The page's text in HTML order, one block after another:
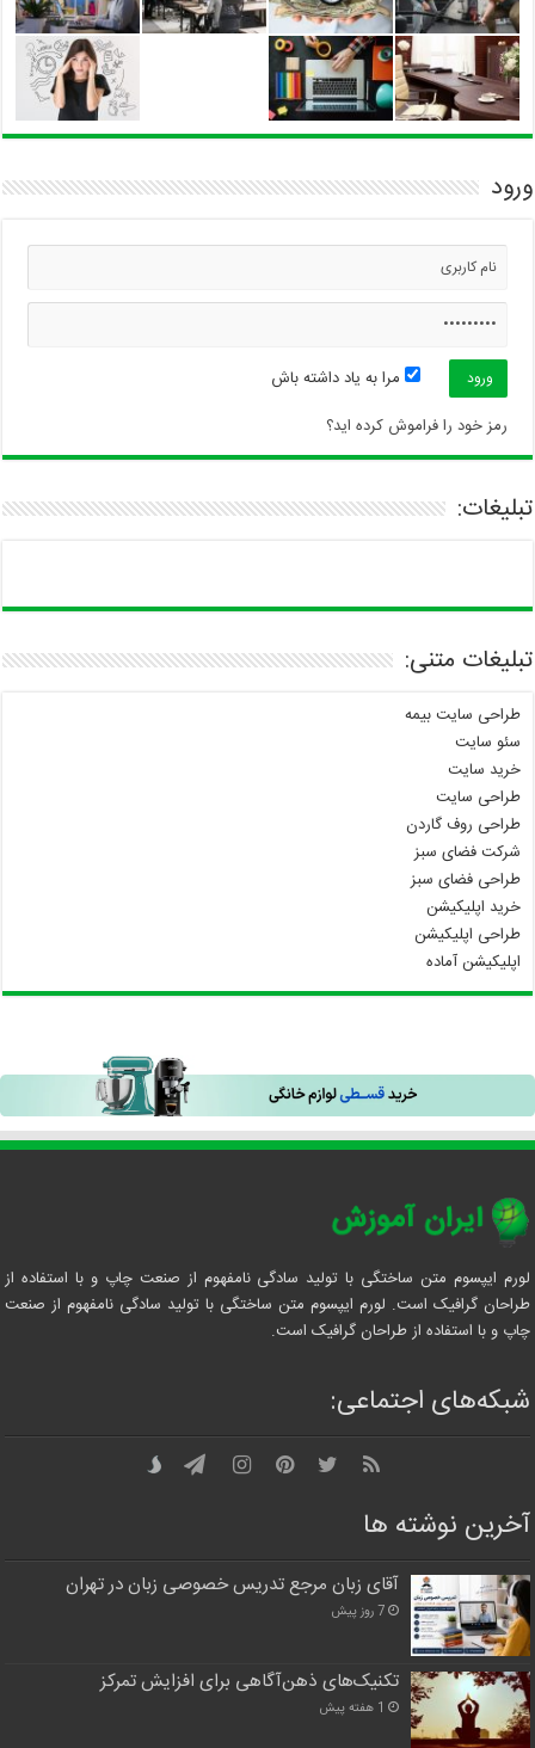
ورود
مرا به یاد داشته باش
رمز خود را فراموش کرده اید؟
تبلیغات:
تبلیغات متنی:
طراحی سایت بیمه
سئو سایت
خرید سایت
طراحی سایت
طراحی روف گاردن
شرکت فضای سبز
طراحی فضای سبز
خرید اپلیکیشن
طراحی اپلیکیشن
اپلیکیشن آماده
لورم ایپسوم متن ساختگی با تولید سادگی نامفهوم از صنعت چاپ و با استفاده از
طراحان گرافیک است. لورم ایپسوم متن ساختگی با تولید سادگی نامفهوم از صنعت
چاپ و با استفاده از طراحان گرافیک است.
شبکه‌های اجتماعی:
آخرین نوشته ها
آقای زبان مرجع تدریس خصوصی زبان در تهران
7 روز پیش
تکنیک‌های ذهن‌آگاهی برای افزایش تمرکز
1 هفته پیش